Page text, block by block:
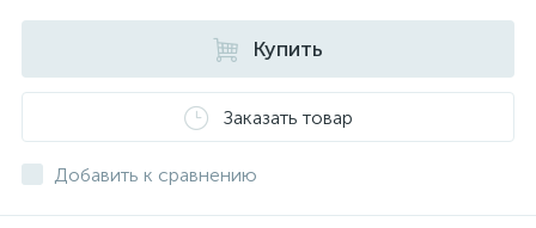
Купить
Заказать товар
Добавить к сравнению